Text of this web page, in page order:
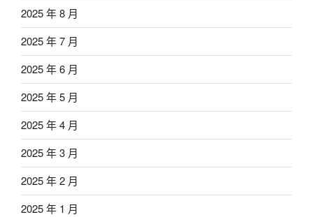
2025 年 8 月
2025 年 7 月
2025 年 6 月
2025 年 5 月
2025 年 4 月
2025 年 3 月
2025 年 2 月
2025 年 1 月